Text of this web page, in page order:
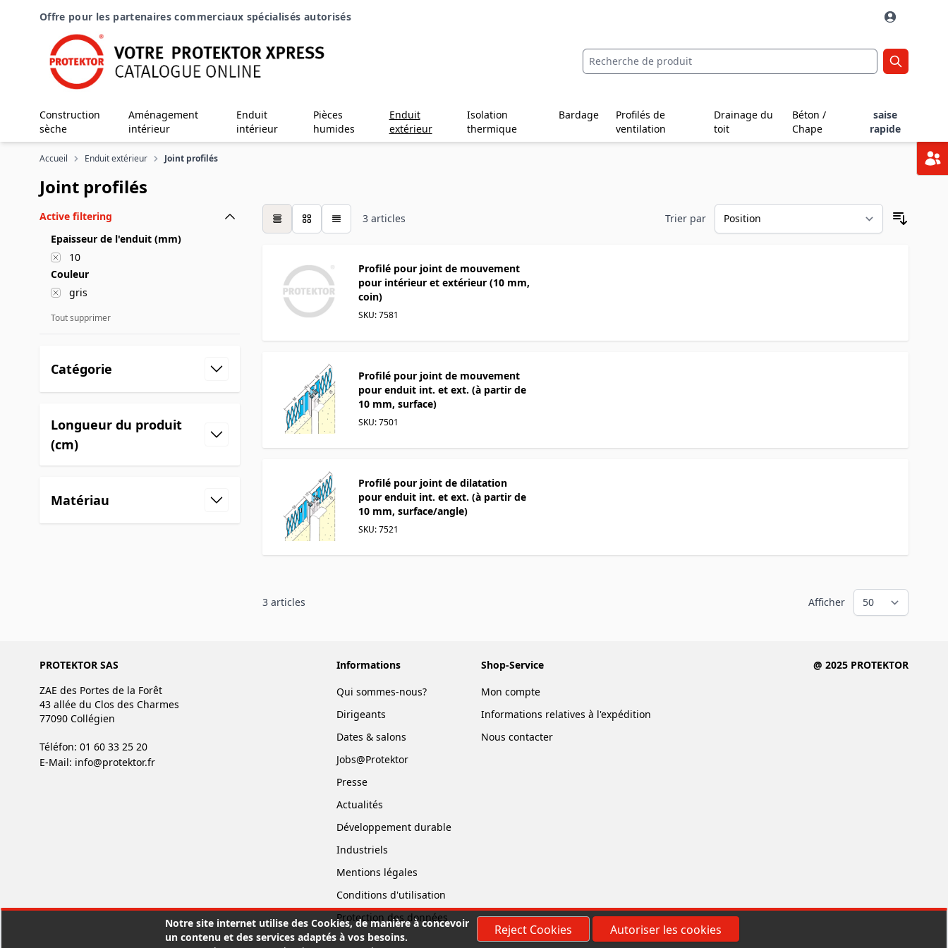
Notre site internet utilise des Cookies, de manière à concevoir
un contenu et des services adaptés à vos besoins.
Reject Cookies Autoriser les cookies
Offre pour les partenaires commerciaux spécialisés autorisés
Construction
sèche
Aménagement
intérieur
Enduit
intérieur
Pièces
humides
Enduit
extérieur
Isolation
thermique
Bardage
Profilés de
ventilation
Drainage du
toit
Béton /
Chape
saise
rapide
Accueil Enduit extérieur Joint profilés
Joint profilés
Active filtering
Epaisseur de l'enduit (mm)
10
Couleur
gris
Tout supprimer
Catégorie
Longueur du produit
(cm)
Matériau
3 articles
table Trier par
Profilé pour joint de mouvement
pour intérieur et extérieur (10 mm,
coin)
SKU: 7581
Profilé pour joint de mouvement
pour enduit int. et ext. (à partir de
10 mm, surface)
SKU: 7501
Profilé pour joint de dilatation
pour enduit int. et ext. (à partir de
10 mm, surface/angle)
SKU: 7521
3 articles Afficher
PROTEKTOR SAS
ZAE des Portes de la Forêt
43 allée du Clos des Charmes
77090 Collégien
Téléfon: 01 60 33 25 20
E-Mail: info@protektor.fr
Informations
Qui sommes-nous?
Dirigeants
Dates & salons
Jobs@Protektor
Presse
Actualités
Développement durable
Industriels
Mentions légales
Conditions d'utilisation
Protection des données
Shop-Service
Mon compte
Informations relatives à l'expédition
Nous contacter
@ 2025 PROTEKTOR